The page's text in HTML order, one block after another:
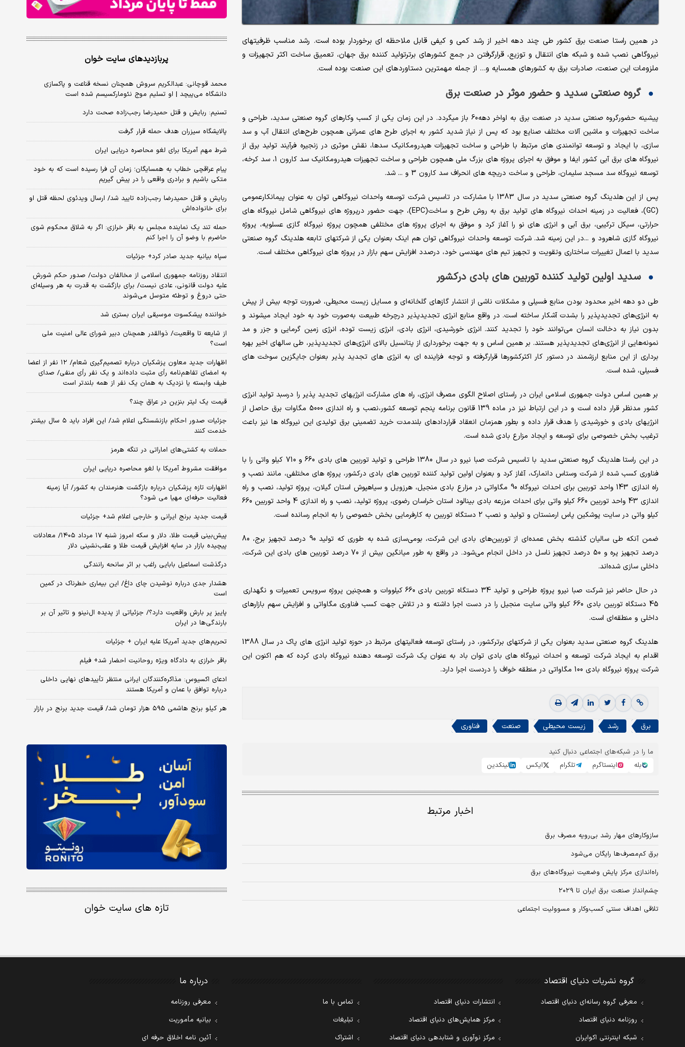
در همین راستا صنعت برق کشور طی چند دهه اخیر از رشد کمی و کیفی قابل ملاحظه ای برخوردار بوده است. رشد مناسب ظرفیتهای
نیروگاهی نصب شده و شبکه های انتقال و توزیع، قرارگرفتن در جمع کشورهای برترتولید کننده برق جهان، تعمیق ساخت اکثر تجهیزات و
ملزومات این صنعت، صادرات برق به کشورهای همسایه و... از جمله مهمترین دستاوردهای این صنعت بوده است.
گروه صنعتی سدید و حضور موثر در صنعت برق
پیشینه حضورگروه صنعتی سدید در صنعت برق به اواخر دهه60 باز میگردد. در این زمان یکی از کسب وکارهای گروه صنعتی سدید، طراحی و
ساخت تجهیزات و ماشین آلات مختلف صنایع بود که پس از نیاز شدید کشور به اجرای طرح های عمرانی همچون طرح‌های انتقال آب و سد
سازی، با ایجاد و توسعه توانمندی های مرتبط با طراحی و ساخت تجهیزات هیدرومکانیک سدها، نقش موثری در زنجیره فرآیند تولید برق از
نیروگاه های برق آبی کشور ایفا و موفق به اجرای پروژه های بزرگ ملی همچون طراحی و ساخت تجهیزات هیدرومکانیک سد کارون 1، سد کرخه،
توسعه نیروگاه سد مسجد سلیمان، طراحی و ساخت دریچه های انحراف سد کارون 3 و ... شد.
پس از این هلدینگ گروه صنعتی سدید در سال 1383 با مشارکت در تاسیس شرکت توسعه واحداث نیروگاهی توان به عنوان پیمانکارعمومی
(GC)، فعالیت در زمینه احداث نیروگاه های تولید برق به روش طرح و ساخت(EPC)، جهت حضور درپروژه های نیروگاهی شامل نیروگاه های
حرارتی، سیکل ترکیبی، برق آبی و انرژی های نو را آغاز کرد و موفق به اجرای پروژه های مختلفی همچون پروژه نیروگاه گازی عسلویه، پروژه
نیروگاه گازی شاهرود و ...در این زمینه شد. شرکت توسعه واحداث نیروگاهی توان هم اینک بعنوان یکی از شرکتهای تابعه هلدینگ گروه صنعتی
سدید با اعمال تغییرات ساختاری وتقویت و تجهیز تیم های مهندسی خود، درصدد افزایش سهم بازار در پروژه های نیروگاهی مختلف است.
سدید اولین تولید کننده توربین های بادی درکشور
طی دو دهه اخیر محدود بودن منابع فسیلی و مشکلات ناشی از انتشار گازهای گلخانه‌ای و مسایل زیست محیطی، ضرورت توجه بیش از پیش
به انرژی‌های تجدیدپذیر را بشدت آشکار ساخته است. در واقع منابع انرژی تجدیدپذیر درچرخه طبیعت به‌صورت خود به خود ایجاد میشوند و
بدون نیاز به دخالت انسان می‌توانند خود را تجدید کنند. انرژی خورشیدی، انرژی بادی، انرژی زیست توده، انرژی زمین گرمایی و جزر و مد
نمونه‌هایی از انرژی‌های تجدیدپذیر هستند. بر همین اساس و به جهت برخورداری از پتانسیل بالای انرژی‌های تجدیدپذیر، طی سالهای اخیر بهره
برداری از این منابع ارزشمند در دستور کار اکثرکشورها قرارگرفته و توجه فزاینده ای به انرژی های تجدید پذیر بعنوان جایگزین سوخت های
فسیلی، شده است.
بر همین اساس دولت جمهوری اسلامی ایران در راستای اصلاح الگوی مصرف انرژی، راه های مشارکت انرژیهای تجدید پذیر را درسبد تولید انرژی
کشور مدنظر قرار داده است و در این ارتباط نیز در ماده 139 قانون برنامه پنجم توسعه کشور،نصب و راه اندازی 5000 مگاوات برق حاصل از
انرژیهای بادی و خورشیدی را هدف قرار داده و بطور همزمان انعقاد قراردادهای بلندمدت خرید تضمینی برق تولیدی این نیروگاه ها نیز باعث
ترغیب بخش خصوصی برای توسعه و ایجاد مزارع بادی شده است.
در این راستا هلدینگ گروه صنعتی سدید با تاسیس شرکت صبا نیرو در سال 1380 طراحی و تولید توربین های بادی 660 و 710 کیلو واتی را با
فناوری کسب شده از شرکت وستاس دانمارک، آغاز کرد و بعنوان اولین تولید کننده توربین های بادی درکشور، پروژه های مختلفی، مانند نصب و
راه اندازی 143 واحد توربین برای احداث نیروگاه 90 مگاواتی در مزارع بادی منجیل، هرزویل و سیاهپوش استان گیلان، پروژه تولید، نصب و راه
اندازی 43 واحد توربین 660 کیلو واتی برای احداث مزرعه بادی بینالود استان خراسان رضوی، پروژه تولید، نصب و راه اندازی 4 واحد توربین 660
کیلو واتی در سایت پوشکین پاس ارمنستان و تولید و نصب 2 دستگاه توربین به کارفرمایی بخش خصوصی را به انجام رسانده است.
ضمن آنکه طی سالیان گذشته بخش عمده‌ای از توربین‌های بادی این شرکت، بومی‌سازی شده به طوری که تولید 90 درصد تجهیز برج، 80
درصد تجهیز پره و 50 درصد تجهیز ناسل در داخل انجام می‌شود. در واقع به طور میانگین بیش از 70 درصد توربین های بادی این شرکت،
داخلی سازی شده‌اند.
در حال حاضر نیز شرکت صبا نیرو پروژه طراحی و تولید 34 دستگاه توربین بادی 660 کیلووات و همچنین پروژه سرویس تعمیرات و نگهداری
45 دستگاه توربین بادی 660 کیلو واتی سایت منجیل را در دست اجرا داشته و در تلاش جهت کسب فناوری مگاواتی و افزایش سهم بازارهای
داخلی و منطقه‌ای است.
هلدینگ گروه صنعتی سدید بعنوان یکی از شرکتهای برترکشور، در راستای توسعه فعالیتهای مرتبط در حوزه تولید انرژی های پاک در سال 1388
اقدام به ایجاد شرکت توسعه و احداث نیروگاه های بادی توان باد به عنوان یک شرکت توسعه دهنده نیروگاه بادی کرده که هم اکنون این
شرکت پروژه نیروگاه بادی 100 مگاواتی در منطقه خواف را دردست اجرا دارد.
برق رشد زیست محیطی صنعت فناوری
ما را در شبکه‌های اجتماعی دنبال کنید
بله
اینستاگرم تلگرام ایکس لینکدین
اخبار مرتبط
سازوکارهای مهار رشد بی‌رویه مصرف برق
برق کم‌مصرف‌ها رایگان می‌شود
راه‌اندازی مرکز پایش وضعیت نیروگاه‌های برق
چشم­‌انداز صنعت برق ایران تا ۲۰۲۹
تلاقی اهداف سنتی کسب‌وکار و مسوولیت‌ اجتماعی
پربازدیدهای سایت خوان
محمد قوچانی: عبدالکریم سروش همچنان نسخه قناعت و پاکسازی
دانشگاه می‌پیچد | او تسلیم موج نئومارکسیسم شده است
تسنیم: ربایش و قتل حمیدرضا رجب‌زاده صحت دارد
پالایشگاه سیزران هدف حمله قرار گرفت
شرط مهم آمریکا برای لغو محاصره دریایی ایران
پیام عراقچی خطاب به همسایگان؛ زمان آن فرا رسیده است که به خود
متکی باشیم و برادری واقعی را در پیش گیریم
ربایش و قتل حمیدرضا رجب‌زاده تایید شد/ ارسال ویدئوی لحظه قتل او
برای خانواده‌اش
حمله تند یک نماینده مجلس به باقر خرازی: اگر به شلاق محکوم شوی
حاضرم با وضو آن را اجرا کنم
سپاه بیانیه جدید صادر کرد+ جزئیات
انتقاد روزنامه جمهوری اسلامی از مخالفان دولت/ صدور حکم شورش
علیه دولت قانونی، عادی نیست/ برای بازگشت به قدرت به هر وسیله‌ای
حتی دروغ و توطئه متوسل می‌شوند
خواننده پیشکسوت موسیقی ایران بستری شد
از شایعه تا واقعیت/ ذوالقدر همچنان دبیر شورای ‌عالی امنیت ملی
است؟
اظهارات جدید معاون پزشکیان درباره تصمیم‌گیری شعام/ ۱۲ نفر از اعضا
به امضای تفاهم‌نامه رأی مثبت داده‌اند و یک نفر رأی منفی/ صدای
طیف وابسته یا نزدیک به همان یک نفر از همه بلندتر است
قیمت یک لیتر بنزین در عراق چند؟
جزئیات صدور احکام بازنشستگی اعلام شد/ این افراد باید ۵ سال بیشتر
خدمت کنند
حملات به کشتی‌های اماراتی در تنگه هرمز
موافقت مشروط آمریکا با لغو محاصره دریایی ایران
اظهارات تازه پزشکیان درباره بازگشت هنرمندان به کشور/ آیا زمینه
فعالیت حرفه‌ای مهیا می شود؟
قیمت جدید برنج ایرانی و خارجی اعلام شد+ جزئیات
پیش‌بینی قیمت طلا، دلار و سکه امروز شنبه ۱۷ مرداد ۱۴۰۵/ معادلات
پیچیده بازار در سایه افزایش قیمت طلا و عقب‌نشینی دلار
درگذشت اسماعیل بابایی راغب بر اثر سانحه رانندگی
هشدار جدی درباره نوشیدن چای داغ/ این بیماری خطرناک در کمین
است
پاییز پر بارش واقعیت دارد؟/ جزئیاتی از پدیده ال‌نینو و تاثیر آن بر
بارندگی‌ها در ایران
تحریم‌های جدید آمریکا علیه ایران + جزئیات
باقر خرازی به دادگاه ویژه روحانیت احضار شد+ فیلم
ادعای اکسیوس: مذاکره‌کنندگان ایرانی منتظر تأییدهای نهایی داخلی
درباره توافق با عمان و آمریکا هستند
هر کیلو برنج هاشمی ۵۹۵ هزار تومان شد/ قیمت جدید برنج در بازار
تازه های سایت خوان
گروه نشریات دنیای اقتصاد
معرفی گروه رسانه‌ای دنیای اقتصاد
روزنامه دنیای اقتصاد
شبکه اینترنتی اکوایران
انتشارات دنیای اقتصاد
مرکز همایش‌های دنیای اقتصاد
مرکز نوآوری و شتابدهی دنیای اقتصاد
تماس با ما
تبلیغات
اشتراک
درباره ما
معرفی روزنامه
بیانیه مأموریت
آئین نامه اخلاق حرفه ای